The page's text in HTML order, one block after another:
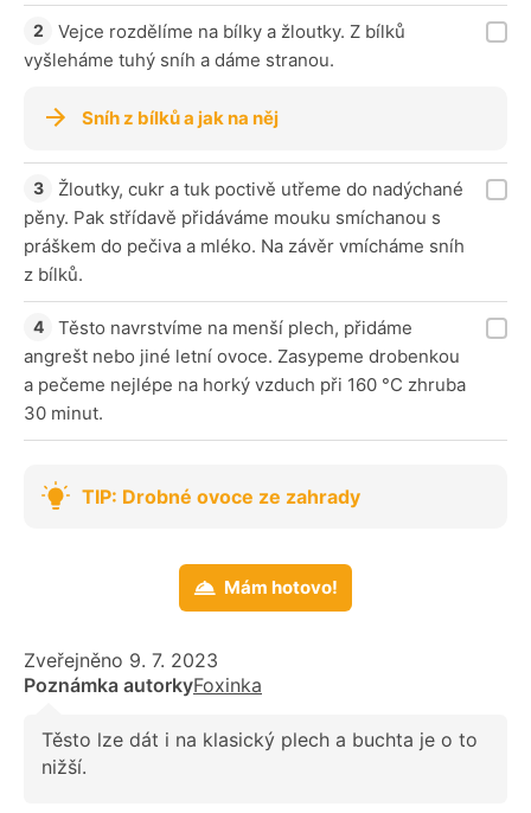
Vejce rozdělíme na bílky a žloutky. Z bílků
vyšleháme tuhý sníh a dáme stranou.
Sníh z bílků a jak na něj
Žloutky, cukr a tuk poctivě utřeme do nadýchané
pěny. Pak střídavě přidáváme mouku smíchanou s
práškem do pečiva a mléko. Na závěr vmícháme sníh
z bílků.
Těsto navrstvíme na menší plech, přidáme
angrešt nebo jiné letní ovoce. Zasypeme drobenkou
a pečeme nejlépe na horký vzduch při 160 °C zhruba
30 minut.
TIP: Drobné ovoce ze zahrady
Mám hotovo!
Zveřejněno 9. 7. 2023
Poznámka autorkyFoxinka
Těsto lze dát i na klasický plech a buchta je o to
nižší.